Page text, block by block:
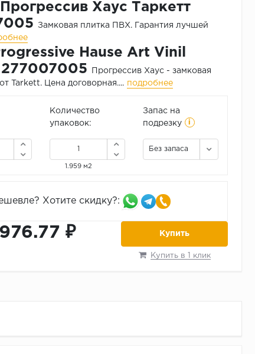
Хаус Таркетт
Замковая плитка ПВХ.
Гарантия лучшей
Hause Art Vinil
Прогрессив Хаус - замковая
Tarkett. Цена договорная.... подробнее
Количество
упаковок:
1.959 м2
Запас на
подрезку
i
Без запаса
Хотите скидку?:
₽ Купить
Купить в 1 клик